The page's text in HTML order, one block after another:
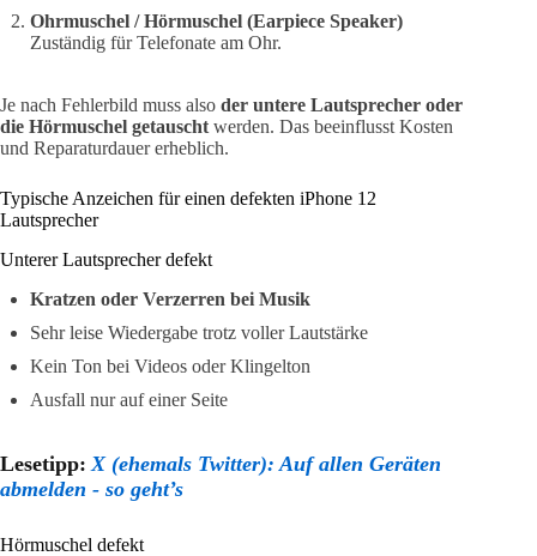
Ohrmuschel / Hörmuschel (Earpiece Speaker)
Zuständig für Telefonate am Ohr.
Je nach Fehlerbild muss also der untere Lautsprecher oder
die Hörmuschel getauscht werden. Das beeinflusst Kosten
und Reparaturdauer erheblich.
Typische Anzeichen für einen defekten iPhone 12
Lautsprecher
Unterer Lautsprecher defekt
Kratzen oder Verzerren bei Musik
Sehr leise Wiedergabe trotz voller Lautstärke
Kein Ton bei Videos oder Klingelton
Ausfall nur auf einer Seite
Lesetipp: X (ehemals Twitter): Auf allen Geräten
abmelden - so geht’s
Hörmuschel defekt